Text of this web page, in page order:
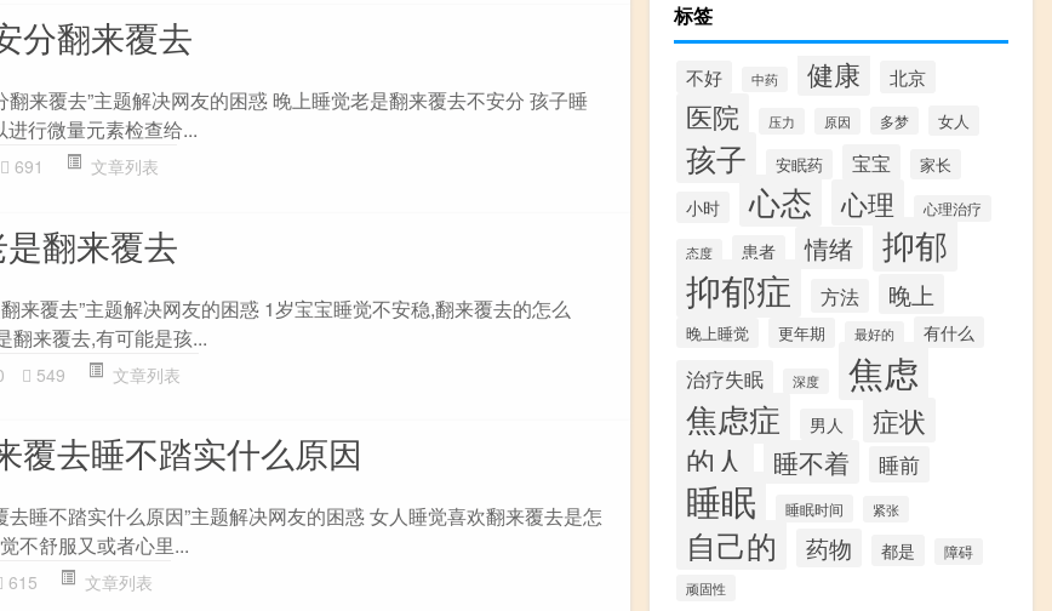
分翻来覆去
翻来覆去”主题解决网友的困惑 晚上睡觉老是翻来覆去不安分 孩子睡
行微量元素检查给...
691 文章列表
翻来覆去
来覆去”主题解决网友的困惑 1岁宝宝睡觉不安稳,翻来覆去的怎么
翻来覆去,有可能是孩...
549 文章列表
覆去睡不踏实什么原因
去睡不踏实什么原因”主题解决网友的困惑 女人睡觉喜欢翻来覆去是怎
不舒服又或者心里...
615 文章列表
标签
不好 中药 健康 北京
医院 压力 原因 多梦 女人
孩子 安眠药 宝宝 家长
小时 心态 心理 心理治疗
态度 患者 情绪 抑郁
抑郁症 方法 晚上
晚上睡觉 更年期 最好的 有什么
治疗失眠 深度 焦虑
焦虑症 男人 症状
的人 睡不着 睡前
睡眠 睡眠时间 紧张
自己的 药物 都是
障碍
顽固性